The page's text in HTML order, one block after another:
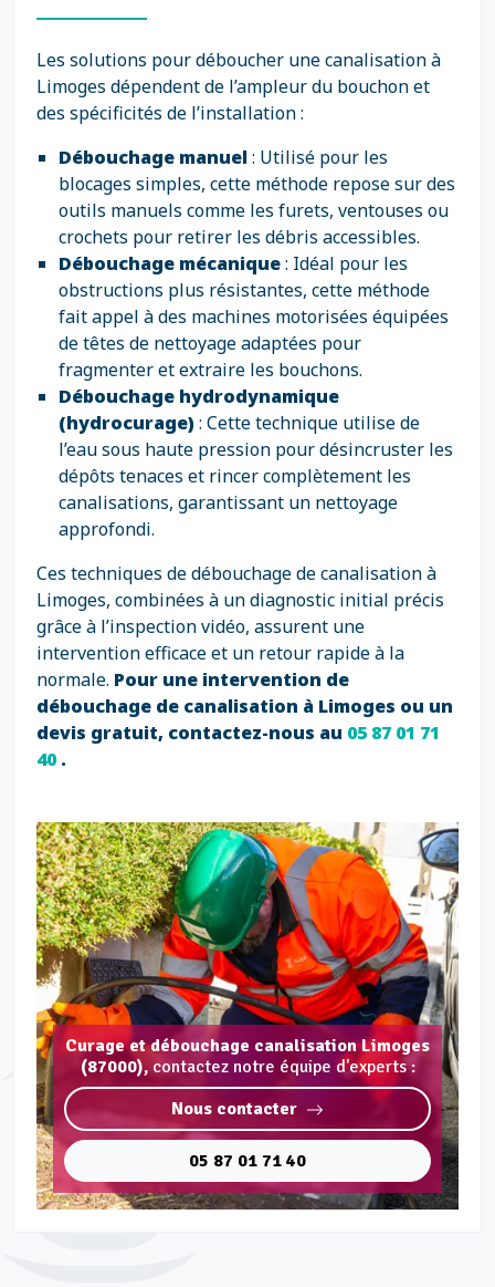
Les solutions pour déboucher une canalisation à
Limoges dépendent de l’ampleur du bouchon et
des spécificités de l’installation :
Débouchage manuel: Utilisé pour les
blocages simples, cette méthode repose sur des
outils manuels comme les furets, ventouses ou
crochets pour retirer les débris accessibles.
Débouchage mécanique: Idéal pour les
obstructions plus résistantes, cette méthode
fait appel à des machines motorisées équipées
de têtes de nettoyage adaptées pour
fragmenter et extraire les bouchons.
Débouchage hydrodynamique
(hydrocurage) : Cette technique utilise de
l’eau sous haute pression pour désincruster les
dépôts tenaces et rincer complètement les
canalisations, garantissant un nettoyage
approfondi.
Ces techniques de débouchage de canalisation à
Limoges, combinées à un diagnostic initial précis
grâce à l’inspection vidéo, assurent une
intervention efficace et un retour rapide à la
normale. Pour une intervention de
débouchage de canalisation à Limoges ou un
devis gratuit, contactez-nous au 05 87 01 71
40.
Curage et débouchage canalisation Limoges
(87000), contactez notre équipe d'experts :
Nous contacter
05 87 01 71 40